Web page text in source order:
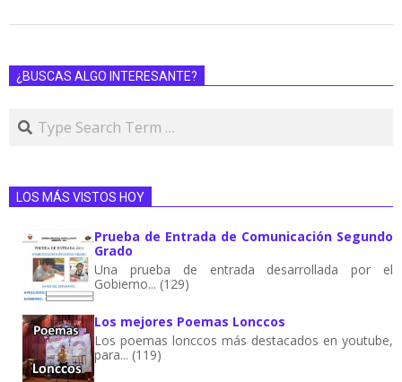
¿BUSCAS ALGO INTERESANTE?
LOS MÁS VISTOS HOY
Prueba de Entrada de Comunicación Segundo
Grado
Una prueba de entrada desarrollada por el
Gobierno... (129)
Los mejores Poemas Lonccos
Los poemas lonccos más destacados en youtube,
para... (119)